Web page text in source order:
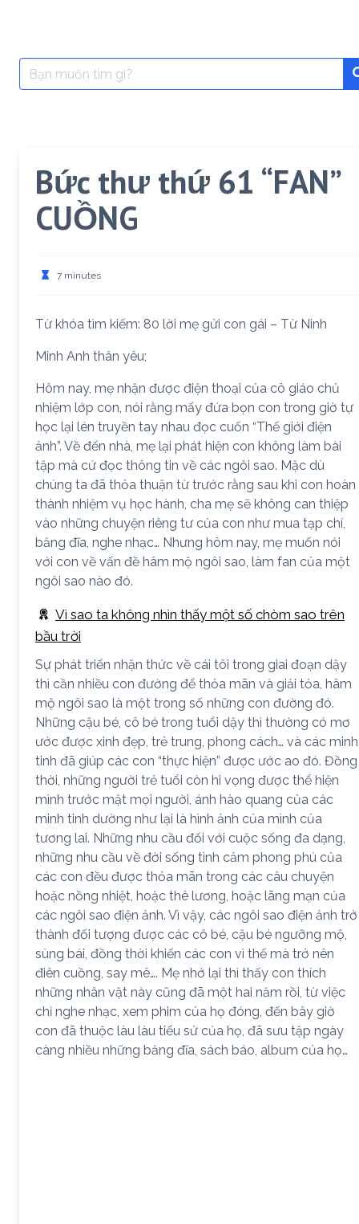
Search
for:
Bức thư thứ 61 “FAN”
CUỒNG
7 minutes
Từ khóa tìm kiếm: 80 lời mẹ gửi con gái – Từ Ninh
Minh Anh thân yêu;
Hôm nay, mẹ nhận được điện thoại của cô giáo chủ
nhiệm lớp con, nói rằng mấy đứa bọn con trong giờ tự
học lại lén truyền tay nhau đọc cuốn “Thế giới điện
ảnh”. Về đến nhà, mẹ lại phát hiện con không làm bài
tập mà cứ đọc thông tin về các ngôi sao. Mặc dù
chúng ta đã thỏa thuận từ trước rằng sau khi con hoàn
thành nhiệm vụ học hành, cha mẹ sẽ không can thiệp
vào những chuyện riêng tư của con như mua tạp chí,
băng đĩa, nghe nhạc… Nhưng hôm nay, mẹ muốn nói
với con về vấn đề hâm mộ ngôi sao, làm fan của một
ngôi sao nào đó.
Vì sao ta không nhìn thấy một số chòm sao trên
bầu trời
Sự phát triển nhận thức về cái tôi trong giai đoạn dậy
thì cần nhiều con đường để thỏa mãn và giải tỏa, hâm
mộ ngôi sao là một trong số những con đường đó.
Những cậu bé, cô bé trong tuổi dậy thì thường có mơ
ước được xinh đẹp, trẻ trung, phong cách… và các minh
tinh đã giúp các con “thực hiện” được ước ao đó. Đồng
thời, những người trẻ tuổi còn hi vọng được thể hiện
mình trước mặt mọi người, ánh hào quang của các
minh tinh dường như lại là hình ảnh của mình của
tương lai. Những nhu cầu đối với cuộc sống đa dạng,
những nhu cầu về đời sống tình cảm phong phú của
các con đều được thỏa mãn trong các câu chuyện
hoặc nồng nhiệt, hoặc thê lương, hoặc lãng mạn của
các ngôi sao điện ảnh. Vì vậy, các ngôi sao điện ảnh trở
thành đối tượng được các cô bé, cậu bé ngưỡng mộ,
sùng bái, đồng thời khiến các con vì thế mà trở nên
điên cuồng, say mê…. Mẹ nhớ lại thì thấy con thích
những nhân vật này cũng đã một hai năm rồi, từ việc
chỉ nghe nhạc, xem phim của họ đóng, đến bây giờ
con đã thuộc làu làu tiểu sử của họ, đã sưu tập ngày
càng nhiều những băng đĩa, sách báo, album của họ…